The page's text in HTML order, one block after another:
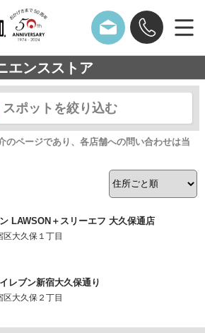
エンスストア
スポットを絞り込む
のページであり、各店舗への問い合わせは当
LAWSON＋スリーエフ 大久保通店
区大久保１丁目
レブン新宿大久保通り
区大久保２丁目